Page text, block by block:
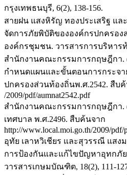
กรุงเทพธนบุรี, 6(2), 138-156.
สายฝน แสงหิรัญ ทองประเสริฐ แล
จัดการภัยพิบัติขององค์กรปกครอง
องค์กรชุมชน. วารสารการบริหารท้
สำนักงานคณะกรรมการกฤษฎีกา.
กำหนดแผนและขั้นตอนการกระจ
ปกครองส่วนท้องถิ่นพ.ศ.2542. สืบค้
/2009/pdf/aumnat2542.pdf
สำนักงานคณะกรรมการกฤษฎีกา.
เทศบาล พ.ศ.2496. สืบค้นจาก
http://www.local.moi.go.th/2009/pdf/
อุทัย เลาหวิเชียร และสุวรรณี แสง
การป้องกันและแก้ไขปัญหาอุทกภั
วารสารเกษมบัณฑิต, 18(2), 111-